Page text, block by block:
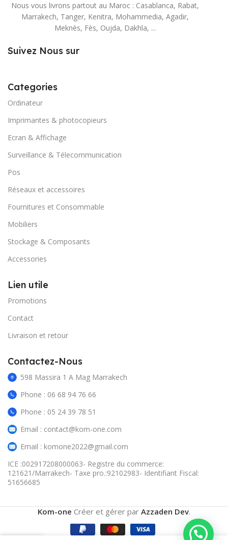
Nous vous livrons partout au Maroc : Casablanca, Rabat,
Marrakech, Tanger, Kenitra, Mohammedia, Agadir,
Meknès, Fès, Oujda, Dakhla, ...
Suivez Nous sur
Categories
Ordinateur
Imprimantes & photocopieurs
Ecran & Affichage
Surveillance & Télecommunication
Pos
Réseaux et accessoires
Fournitures et Consommable
Mobiliers
Stockage & Composants
Accessories
Lien utile
Promotions
Contact
Livraison et retour
Contactez-Nous
598 Massira 1 A Mag Marrakech
Phone : 06 68 94 76 66
Phone : 05 24 39 78 51
Email : contact@kom-one.com
Email : komone2022@gmail.com
ICE :002917208000063- Registre du commerce:
121621/Marrakech- Taxe pro.:92102983- Identifiant Fiscal:
51656685
Kom-one Créer et gérer par Azzaden Dev.